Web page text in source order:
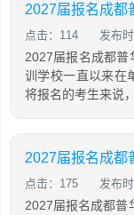
2027届报名成都
点击：114 发布
2027届报名成都
训学校一直以来在
将报名的考生来说
2027届报名成都
点击：175 发布
2027届报名成都普